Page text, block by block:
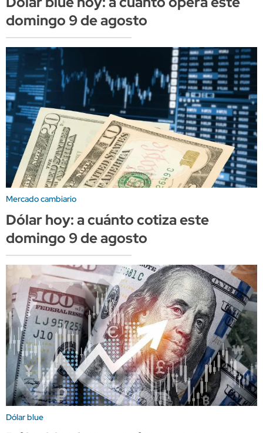
domingo 9 de agosto
Mercado cambiario
Dólar hoy: a cuánto cotiza este
domingo 9 de agosto
Dólar blue